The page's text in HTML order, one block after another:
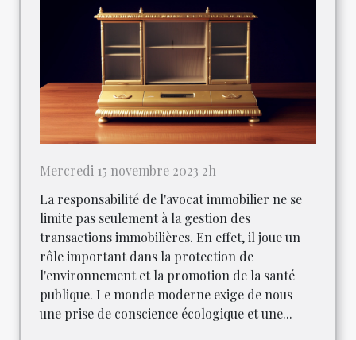
Mercredi 15 novembre 2023 2h
La responsabilité de l'avocat immobilier ne se
limite pas seulement à la gestion des
transactions immobilières. En effet, il joue un
rôle important dans la protection de
l'environnement et la promotion de la santé
publique. Le monde moderne exige de nous
une prise de conscience écologique et une...